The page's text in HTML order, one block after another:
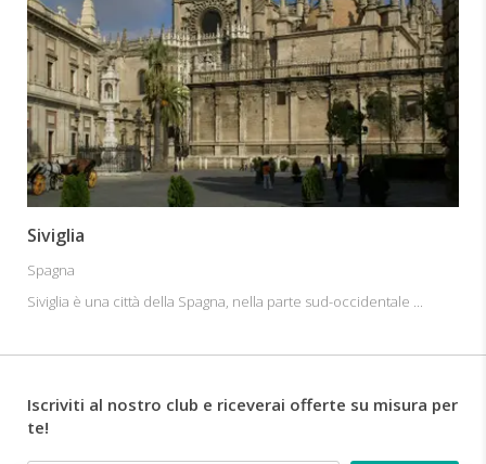
Siviglia
Spagna
Siviglia è una città della Spagna, nella parte sud-occidentale ...
Iscriviti al nostro club e riceverai offerte su misura per
te!